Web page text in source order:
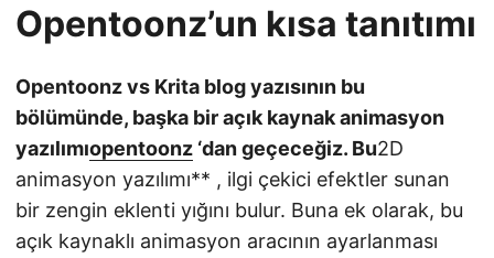
Opentoonz’un kısa tanıtımı
Opentoonz vs Krita blog yazısının bu
bölümünde, başka bir açık kaynak animasyon
yazılımıopentoonz ‘dan geçeceğiz. Bu2D
animasyon yazılımı** , ilgi çekici efektler sunan
bir zengin eklenti yığını bulur. Buna ek olarak, bu
açık kaynaklı animasyon aracının ayarlanması